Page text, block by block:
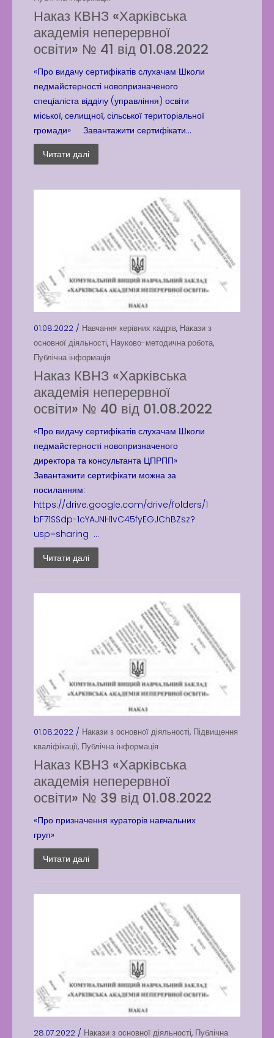
Наказ КВНЗ «Харківська
академія неперервної
освіти» № 41 від 01.08.2022
«Про видачу сертифікатів слухачам Школи
педмайстерності новопризначеного
спеціаліста відділу (управління) освіти
міської, селищної, сільської територіальної
громади» Завантажити сертифікати...
Читати далі
01.08.2022 / Навчання керівних кадрів, Накази з
основної діяльності, Науково-методична робота,
Публічна інформація
Наказ КВНЗ «Харківська
академія неперервної
освіти» № 40 від 01.08.2022
«Про видачу сертифікатів слухачам Школи
педмайстерності новопризначеного
директора та консультанта ЦПРПП»
Завантажити сертифікати можна за
посиланням:
https://drive.google.com/drive/folders/1
bF71SSdp-1cYAJNH1vC45fyEGJChBZsz?
usp=sharing ...
Читати далі
01.08.2022 / Накази з основної діяльності, Підвищення
кваліфікації, Публічна інформація
Наказ КВНЗ «Харківська
академія неперервної
освіти» № 39 від 01.08.2022
«Про призначення кураторів навчальних
груп»
Читати далі
28.07.2022 / Накази з основної діяльності, Публічна